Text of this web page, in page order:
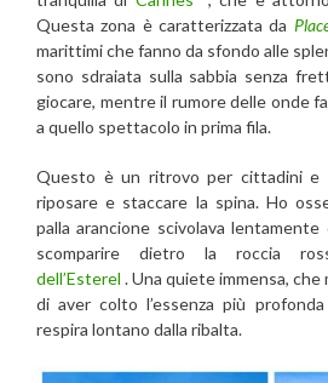
Questa zona è caratterizzata da
marittimi che fanno da sfondo alle
sono sdraiata sulla sabbia senza
giocare, mentre il rumore delle onde
a quello spettacolo in prima fila.
Questo è un ritrovo per cittadini e
riposare e staccare la spina. Ho
palla arancione scivolava
scomparire dietro la roccia
dell’Esterel . Una quiete immensa, che
di aver colto l’essenza più
respira lontano dalla ribalta.